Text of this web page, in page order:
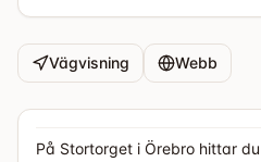
Vägvisning Webb
På Stortorget i Örebro hittar